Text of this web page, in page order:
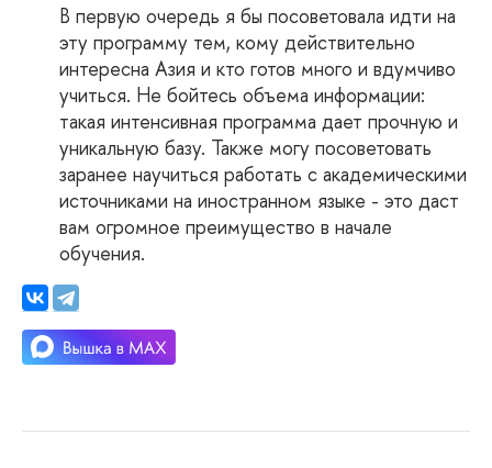
В первую очередь я бы посоветовала идти на
эту программу тем, кому действительно
интересна Азия и кто готов много и вдумчиво
учиться. Не бойтесь объема информации:
такая интенсивная программа дает прочную и
уникальную базу. Также могу посоветовать
заранее научиться работать с академическими
источниками на иностранном языке - это даст
вам огромное преимущество в начале
обучения.